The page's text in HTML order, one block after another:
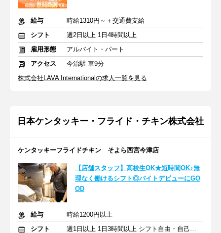
給与
時給1310円～＋交通費支給
シフト
週2日以上 1日4時間以上
雇用形態
アルバイト・パート
アクセス
今治駅 車9分
株式会社LAVA Internationalの求人一覧を見る
日本ケンタッキー・フライド・チキン株式会社
ケンタッキーフライドチキン そよら西宮今津店
【店舗スタッフ】高校生OK★短時間OK♪無
理なく働けるシフト◎バイトデビューにGO
OD
給与
時給1200円以上
シフト
週1日以上 1日3時間以上 シフト自由・自己申告